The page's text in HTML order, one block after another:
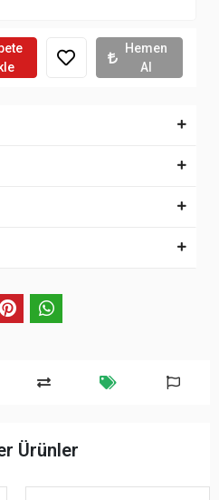
Hemen
Al
Ürünler